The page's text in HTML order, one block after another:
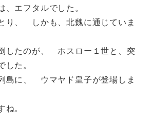
、エフタルでした。
り、 しかも、北魏に通じていま
したのが、 ホスロー１世と、突
た。
島に、 ウマヤド皇子が登場しま
。